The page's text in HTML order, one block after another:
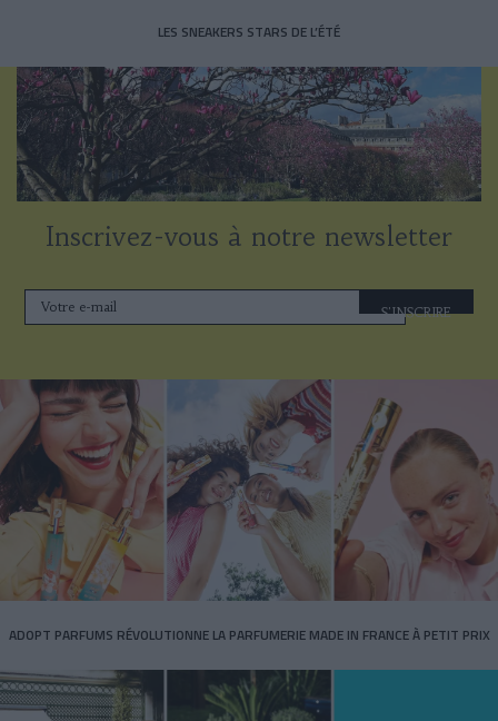
LES SNEAKERS STARS DE L’ÉTÉ
Inscrivez-vous à notre newsletter
S'INSCRIRE
ADOPT PARFUMS RÉVOLUTIONNE LA PARFUMERIE MADE IN FRANCE À PETIT PRIX